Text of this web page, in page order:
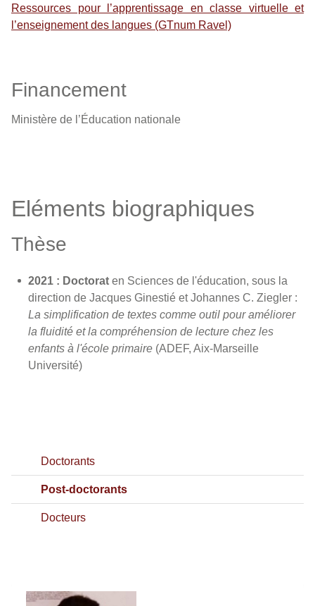
Ressources pour l’apprentissage en classe virtuelle et
l’enseignement des langues (GTnum Ravel)
Financement
Ministère de l’Éducation nationale
Eléments biographiques
Thèse
2021 : Doctorat en Sciences de l'éducation, sous la
direction de Jacques Ginestié et Johannes C. Ziegler :
La simplification de textes comme outil pour améliorer
la fluidité et la compréhension de lecture chez les
enfants à l'école primaire (ADEF, Aix-Marseille
Université)
Doctorants
Post-doctorants
Docteurs